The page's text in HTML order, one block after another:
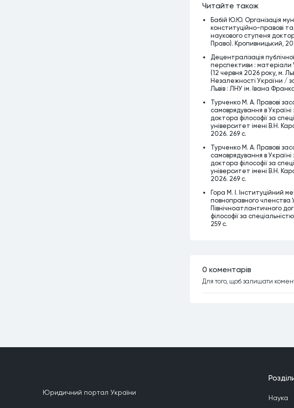
Читайте також
Бабій Ю.Ю. Організація
конституційно-правові
наукового ступеня
Право). Кропивницький,
Децентралізація
перспективи : матеріали
(12 червня 2026 року, м.
Незалежності України /
Львів : ЛНУ ім. Івана
Турченко М. А. Правові
самоврядування в
доктора філософії за
університет імені В.Н.
2026. 269 c.
Турченко М. А. Правові
самоврядування в
доктора філософії за
університет імені В.Н.
2026. 269 c.
Гора М. І. Інституційний
повноправного членства
Північноатлантичного
філософії за
259 с.
0 коментарiв
Для того, щоб залишати
Юридичний портал України
Наука